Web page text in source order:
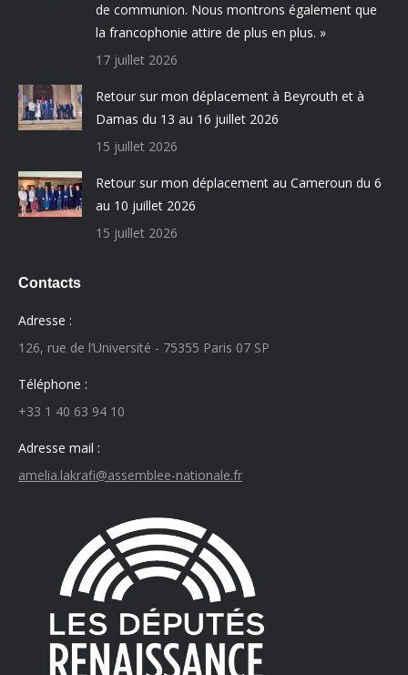
de communion. Nous montrons également que
la francophonie attire de plus en plus. »
17 juillet 2026
Retour sur mon déplacement à Beyrouth et à
Damas du 13 au 16 juillet 2026
15 juillet 2026
Retour sur mon déplacement au Cameroun du 6
au 10 juillet 2026
15 juillet 2026
Contacts
Adresse :
126, rue de l’Université - 75355 Paris 07 SP
Téléphone :
+33 1 40 63 94 10
Adresse mail :
amelia.lakrafi@assemblee-nationale.fr